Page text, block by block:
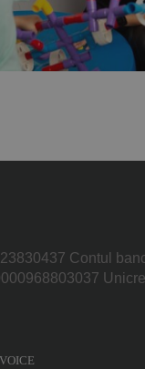
autism
Contul